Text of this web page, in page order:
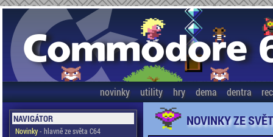
novinky utility hry dema dentra
NAVIGÁTOR
Novinky- hlavně ze světa C64
NOVINKY ZE